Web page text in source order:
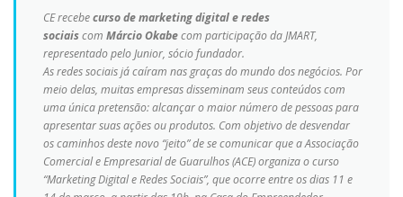
CE recebecurso de marketing digital e redes
sociaiscom Márcio Okabecom participação da JMART,
representado pelo Junior, sócio fundador.
As redes sociais já caíram nas graças do mundo dos negócios. Por
meio delas, muitas empresas disseminam seus conteúdos com
uma única pretensão: alcançar o maior número de pessoas para
apresentar suas ações ou produtos. Com objetivo de desvendar
os caminhos deste novo “jeito” de se comunicar que a Associação
Comercial e Empresarial de Guarulhos (ACE) organiza o curso
“Marketing Digital e Redes Sociais”, que ocorre entre os dias 11 e